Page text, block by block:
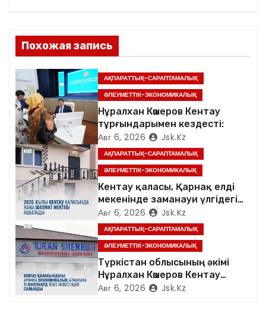
и
я
п
о
з
а
п
и
с
я
м
Похожая запись
АҚПАРАТТЫҚ-САРАПТАМАЛЫҚ
ӘЛЕУМЕТТІК-ЭКОНОМИКАЛЫҚ
Нұралхан Көшеров Кентау
тұрғындарымен кездесті:
Авг 6, 2026 Jsk.kz
АҚПАРАТТЫҚ-САРАПТАМАЛЫҚ
ӘЛЕУМЕТТІК-ЭКОНОМИКАЛЫҚ
Кентау қаласы, Қарнақ елді
мекенінде заманауи үлгідегі
«Достық үйі» ашылды
Авг 6, 2026 Jsk.kz
АҚПАРАТТЫҚ-САРАПТАМАЛЫҚ
ӘЛЕУМЕТТІК-ЭКОНОМИКАЛЫҚ
Түркістан облысының әкімі
Нұралхан Көшеров Кентау
қаласындағы «TURAN
Авг 6, 2026 Jsk.kz